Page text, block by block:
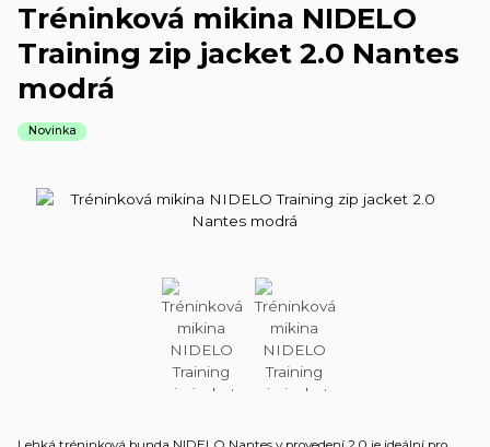
Tréninková mikina NIDELO
Training zip jacket 2.0 Nantes
modrá
Novinka